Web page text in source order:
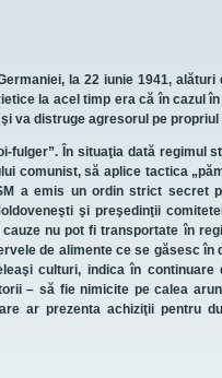
la 22 iunie 1941, alături
la acel timp era că în cazul
va distruge agresorul pe
În situaţia dată regimul
comunist, să aplice tactica
a emis un ordin strict secret
şi preşedinţii
nu pot fi transportate în
de alimente ce se găsesc în
culturi, indica în continuare
– să fie nimicite pe calea
ar prezenta achiziţii pentru